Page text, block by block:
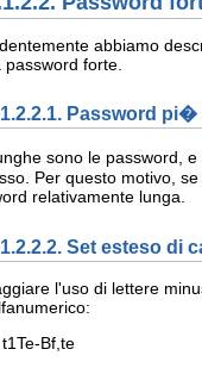
abbiamo
password forte.
Password
sono le password,
Per questo motivo,
relativamente lunga.
Set esteso di
l'uso di lettere
t1Te-Bf,te